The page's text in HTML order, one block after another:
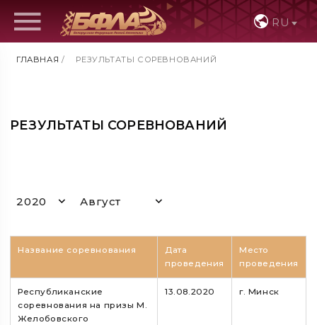
RU
ГЛАВНАЯ / РЕЗУЛЬТАТЫ СОРЕВНОВАНИЙ
РЕЗУЛЬТАТЫ СОРЕВНОВАНИЙ
2020 Август
Название соревнования
Дата
проведения
Место
проведения
Республиканские
соревнования на призы М.
Желобовского
13.08.2020 г. Минск